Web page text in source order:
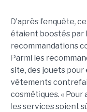
D’après l’enquête,
étaient boostés par
recommandations
Parmi les
site, des jouets pour
vêtements
cosmétiques. « Pour
les services soient